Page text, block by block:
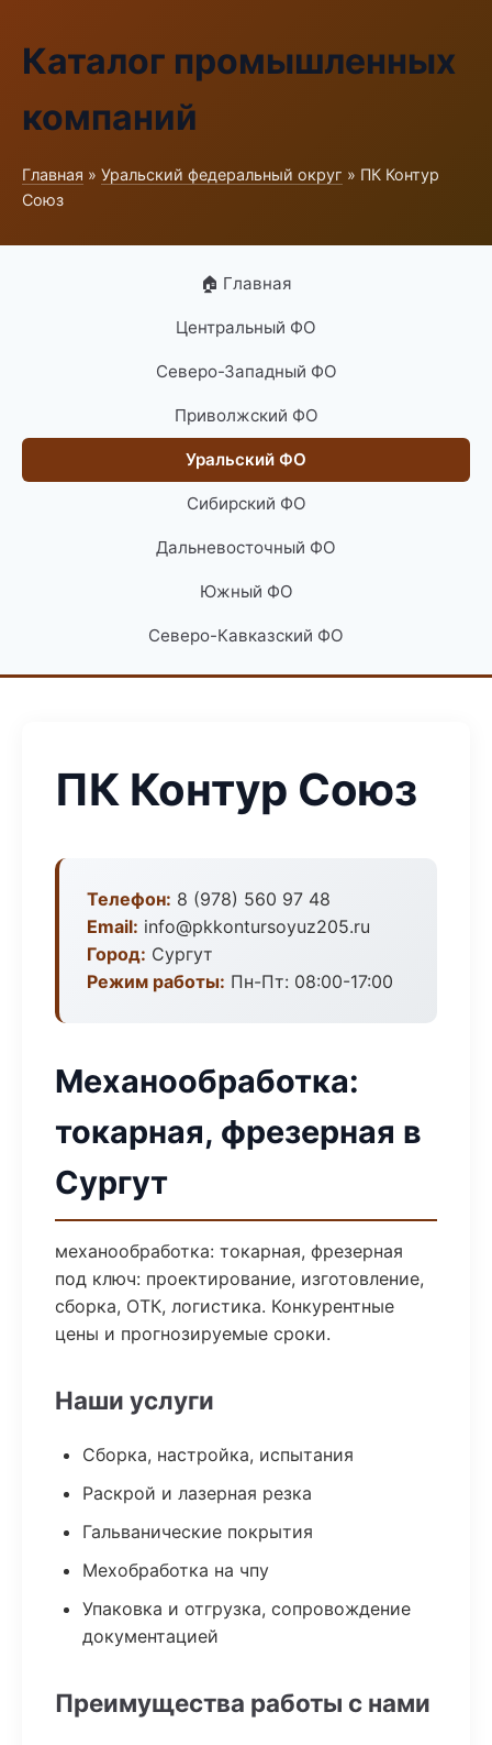
Каталог промышленных
компаний
Главная » Уральский федеральный округ » ПК Контур
Союз
🏠 Главная
Центральный ФО
Северо-Западный ФО
Приволжский ФО
Уральский ФО
Сибирский ФО
Дальневосточный ФО
Южный ФО
Северо-Кавказский ФО
ПК Контур Союз
Телефон: 8 (978) 560 97 48
Email: info@pkkontursoyuz205.ru
Город: Сургут
Режим работы: Пн-Пт: 08:00-17:00
Механообработка:
токарная, фрезерная в
Сургут
механообработка: токарная, фрезерная
под ключ: проектирование, изготовление,
сборка, ОТК, логистика. Конкурентные
цены и прогнозируемые сроки.
Наши услуги
Сборка, настройка, испытания
Раскрой и лазерная резка
Гальванические покрытия
Мехобработка на чпу
Упаковка и отгрузка, сопровождение
документацией
Преимущества работы с нами